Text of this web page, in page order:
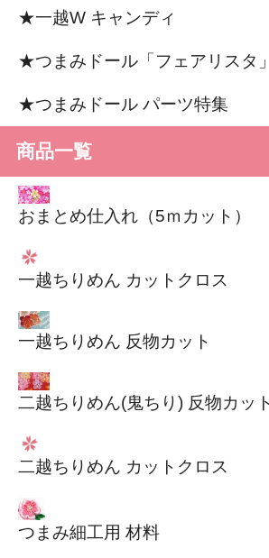
★一越W キャンディ
★つまみドール「フェアリスタ
★つまみドール パーツ特集
商品一覧
おまとめ仕入れ（5ｍカット）
一越ちりめん カットクロス
一越ちりめん 反物カット
二越ちりめん(鬼ちり) 反物カット
二越ちりめん カットクロス
つまみ細工用 材料